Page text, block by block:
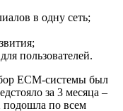
в одну сеть;
пользователей.
ECM-системы был
за 3 месяца –
подошла по всем